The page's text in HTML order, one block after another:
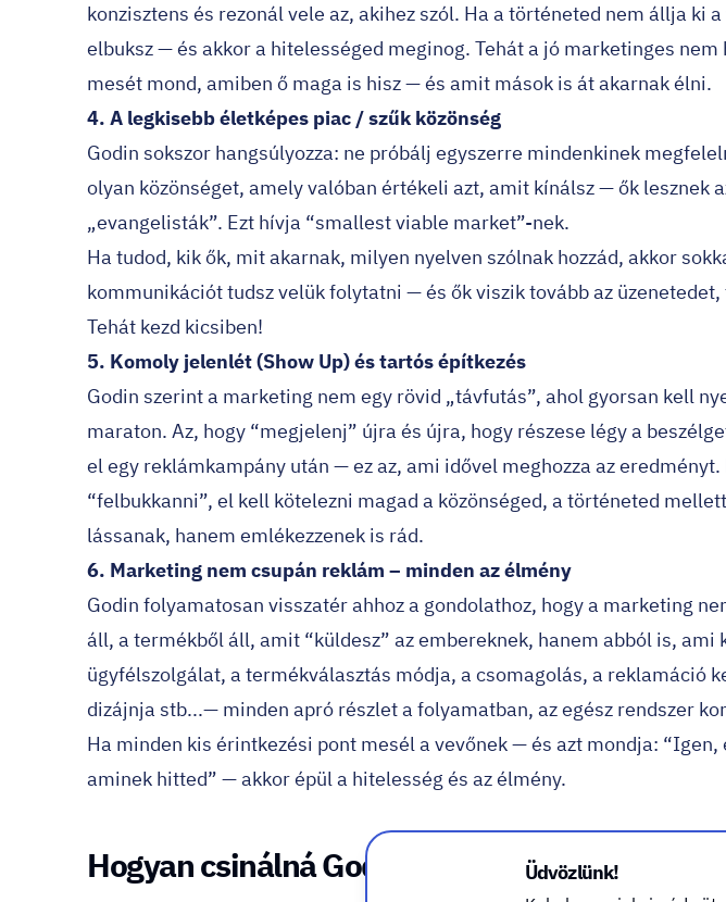
konzisztens és rezonál vele az, akihez szól. Ha a történeted nem állja ki
elbuksz — és akkor a hitelességed meginog. Tehát a jó marketinges nem
mesét mond, amiben ő maga is hisz — és amit mások is át akarnak élni.
4. A legkisebb életképes piac / szűk közönség
Godin sokszor hangsúlyozza: ne próbálj egyszerre mindenkinek
olyan közönséget, amely valóban értékeli azt, amit kínálsz — ők lesznek
„evangelisták”. Ezt hívja “smallest viable market”-nek.
Ha tudod, kik ők, mit akarnak, milyen nyelven szólnak hozzád, akkor
kommunikációt tudsz velük folytatni — és ők viszik tovább az
Tehát kezd kicsiben!
5. Komoly jelenlét (Show Up) és tartós építkezés
Godin szerint a marketing nem egy rövid „távfutás”, ahol gyorsan kell
maraton. Az, hogy “megjelenj” újra és újra, hogy részese légy a
el egy reklámkampány után — ez az, ami idővel meghozza az
“felbukkanni”, el kell kötelezni magad a közönséged, a történeted
lássanak, hanem emlékezzenek is rád.
6. Marketing nem csupán reklám – minden az élmény
Godin folyamatosan visszatér ahhoz a gondolathoz, hogy a marketing
áll, a termékből áll, amit “küldesz” az embereknek, hanem abból is, ami
ügyfélszolgálat, a termékválasztás módja, a csomagolás, a reklamáció
dizájnja stb...— minden apró részlet a folyamatban, az egész rendszer
Ha minden kis érintkezési pont mesél a vevőnek — és azt mondja: “Igen,
aminek hitted” — akkor épül a hitelesség és az élmény.
Hogyan csinálná Godin? - Egy mesés példa
Üdvözlünk!